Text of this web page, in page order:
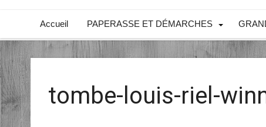
Accueil PAPERASSE ET DÉMARCHES
tombe-louis-riel-